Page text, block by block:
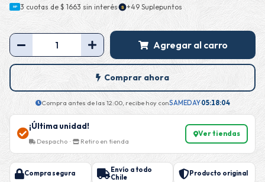
MP 3 cuotas de $ 1663 sin interés· $ +49 Suplepuntos
Agregar al carro
Comprar ahora
Compra antes de las 12:00, recibe hoy conSAMEDAY·05:18:03
¡Última unidad!
Despacho · Retiro en tienda
Ver tiendas
Compra segura
Envío a todo
Chile
Producto original